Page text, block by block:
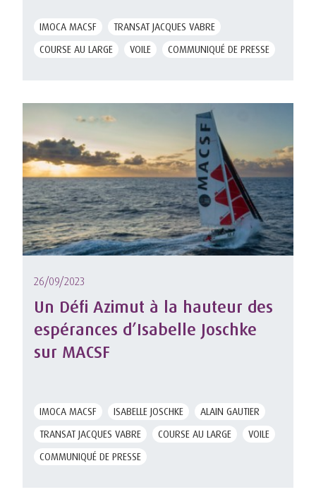
IMOCA MACSF
TRANSAT JACQUES VABRE
COURSE AU LARGE
VOILE COMMUNIQUÉ DE PRESSE
26/09/2023
Un Défi Azimut à la hauteur des
espérances d’Isabelle Joschke
sur MACSF
IMOCA MACSF ISABELLE JOSCHKE
ALAIN GAUTIER
TRANSAT JACQUES VABRE
COURSE AU LARGE
VOILE
COMMUNIQUÉ DE PRESSE